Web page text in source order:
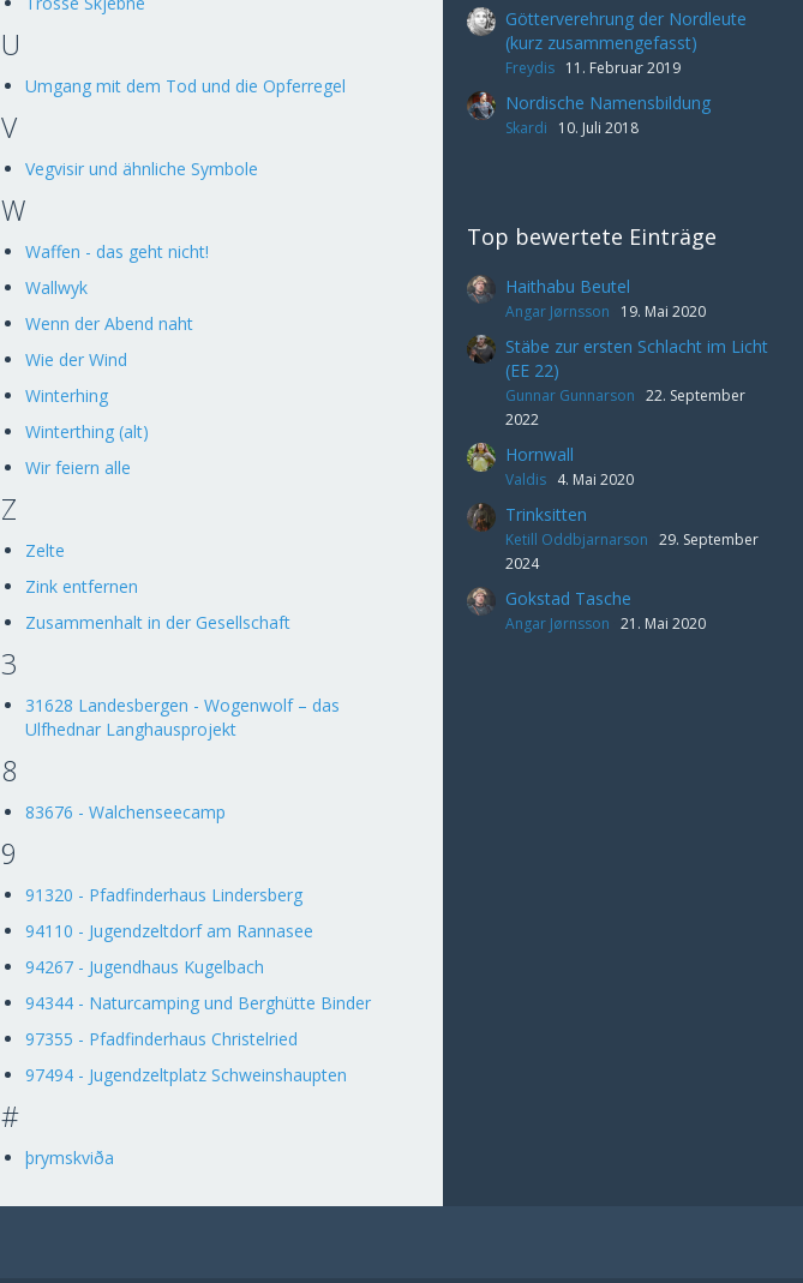
U
Umgang mit dem Tod und die Opferregel
V
Vegvisir und ähnliche Symbole
W
Waffen - das geht nicht!
Wallwyk
Wenn der Abend naht
Wie der Wind
Winterhing
Winterthing (alt)
Wir feiern alle
Z
Zelte
Zink entfernen
Zusammenhalt in der Gesellschaft
3
31628 Landesbergen - Wogenwolf – das
Ulfhednar Langhausprojekt
8
83676 - Walchenseecamp
9
91320 - Pfadfinderhaus Lindersberg
94110 - Jugendzeltdorf am Rannasee
94267 - Jugendhaus Kugelbach
94344 - Naturcamping und Berghütte Binder
97355 - Pfadfinderhaus Christelried
97494 - Jugendzeltplatz Schweinshaupten
#
þrymskviða
Götterverehrung der Nordleute
(kurz zusammengefasst)
Freydis 11. Februar 2019
Nordische Namensbildung
Skardi 10. Juli 2018
Top bewertete Einträge
Haithabu Beutel
Angar Jørnsson 19. Mai 2020
Stäbe zur ersten Schlacht im Licht
(EE 22)
Gunnar Gunnarson 22. September
2022
Hornwall
Valdis 4. Mai 2020
Trinksitten
Ketill Oddbjarnarson 29. September
2024
Gokstad Tasche
Angar Jørnsson 21. Mai 2020